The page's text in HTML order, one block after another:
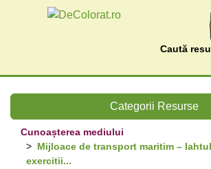
Caută
Categorii Resurse
Cunoașterea mediului
Mijloace de transport maritim –
exercitii...